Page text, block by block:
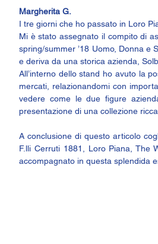
Margherita G.
I tre giorni che ho passato in Loro
Mi è stato assegnato il compito di
spring/summer ’18 Uomo, Donna e
e deriva da una storica azienda,
All’interno dello stand ho avuto la
mercati, relazionandomi con
vedere come le due figure
presentazione di una collezione
A conclusione di questo articolo
F.lli Cerruti 1881, Loro Piana, The
accompagnato in questa splendida